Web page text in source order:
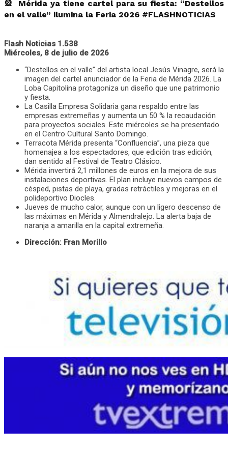
🎡 Mérida ya tiene cartel para su fiesta: “Destellos
en el valle” ilumina la Feria 2026 #FLASHNOTICIAS
Flash Noticias 1.538
Miércoles, 8 de julio de 2026
“Destellos en el valle” del artista local Jesús Vinagre, será la
imagen del cartel anunciador de la Feria de Mérida 2026. La
Loba Capitolina protagoniza un diseño que une patrimonio
y fiesta.
La Casilla Empresa Solidaria gana respaldo entre las
empresas extremeñas y aumenta un 50 % la recaudación
para proyectos sociales. Este miércoles se ha presentado
en el Centro Cultural Santo Domingo.
Terracota Mérida presenta “Confluencia”, una pieza que
homenajea a los espectadores, que edición tras edición,
dan sentido al Festival de Teatro Clásico.
Mérida invertirá 2,1 millones de euros en la mejora de sus
instalaciones deportivas. El plan incluye nuevos campos de
césped, pistas de playa, gradas retráctiles y mejoras en el
polideportivo Diocles.
Jueves de mucho calor, aunque con un ligero descenso de
las máximas en Mérida y Almendralejo. La alerta baja de
naranja a amarilla en la capital extremeña.
Dirección: Fran Morillo